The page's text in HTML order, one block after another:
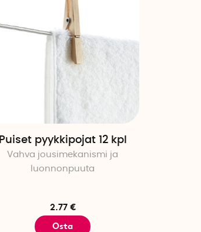
Puiset pyykkipojat 12 kpl
Vahva jousimekanismi ja
luonnonpuuta
2.77 €
Osta